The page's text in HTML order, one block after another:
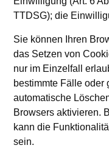
TTDSG); die
Sie können Ihren
das Setzen von
nur im Einzelfall
bestimmte Fälle
automatische
Browsers aktivieren.
kann die
sein.